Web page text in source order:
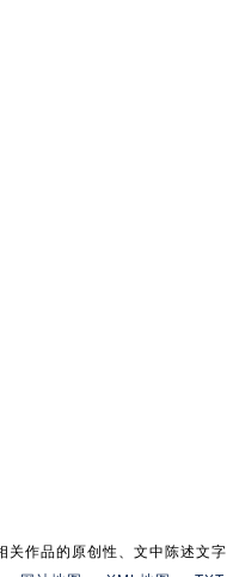
关作品的原创性、文中陈述文字